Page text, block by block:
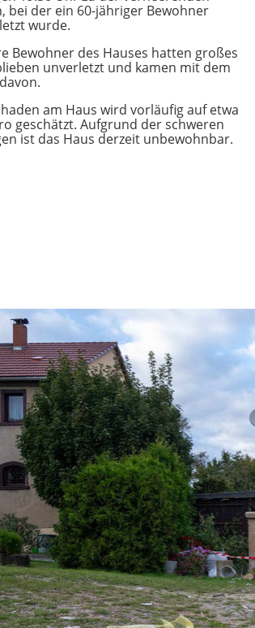
bei der ein 60-jähriger Bewohner
wurde.
Bewohner des Hauses hatten großes
unverletzt und kamen mit dem
am Haus wird vorläufig auf etwa
geschätzt. Aufgrund der schweren
ist das Haus derzeit unbewohnbar.